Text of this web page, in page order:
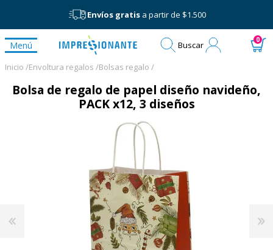
Envíos gratisa partir de $1.500
Menú Buscar 0
Inicio /Envoltura regalos /Bolsas regalo /
Bolsa de regalo de papel diseño navideño,
PACK x12, 3 diseños